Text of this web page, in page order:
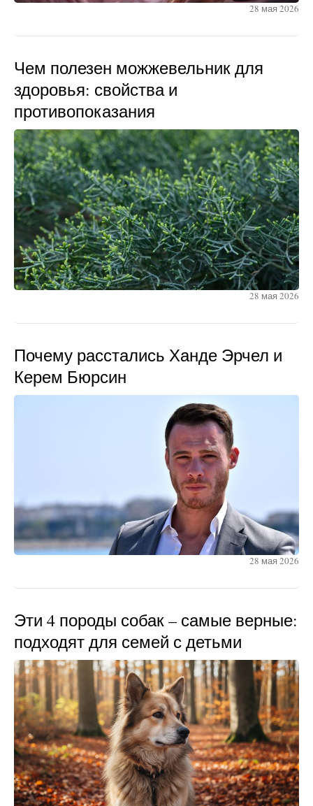
28 мая 2026
Чем полезен можжевельник для
здоровья: свойства и
противопоказания
28 мая 2026
Почему расстались Ханде Эрчел и
Керем Бюрсин
28 мая 2026
Эти 4 породы собак – самые верные:
подходят для семей с детьми